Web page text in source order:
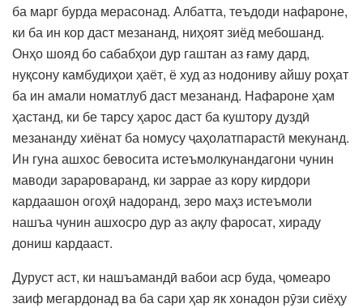
ба марг бурда мерасонад. Албатта, теъдоди нафароне,
ки ба ин кор даст мезананд, ниҳоят зиёд мебошанд.
Онҳо шояд бо сабабҳои дур гаштан аз ғаму дард,
нуқсону камбудиҳои ҳаёт, ё худ аз нодониву айшу роҳат
ба ин амали номатлуб даст мезананд. Нафароне ҳам
ҳастанд, ки бе тарсу ҳарос даст ба куштору дуздӣ
мезананду хиёнат ба номусу ҷаҳолатпарастӣ мекунанд.
Ин гуна ашхос бевосита истеъмолкунандагони чунин
маводи зарароваранд, ки заррае аз кору кирдори
кардаашон огоҳӣ надоранд, зеро маҳз истеъмоли
нашъа чунин ашхосро дур аз ақлу фаросат, хираду
дониш кардааст.
Дуруст аст, ки нашъамандӣ вабои аср буда, ҷомеаро
заиф мегардонад ва ба сари ҳар як хонадон рӯзи сиёҳу